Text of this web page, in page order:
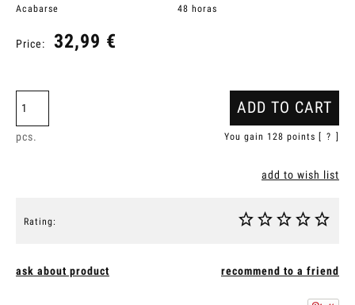
Acabarse
48 horas
Price: 32,99 €
pcs.
ADD TO CART
You gain 128 points [ ? ]
add to wish list
Rating:
ask about product recommend to a friend